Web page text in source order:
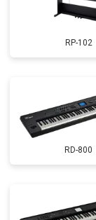
RP-102
RD-800